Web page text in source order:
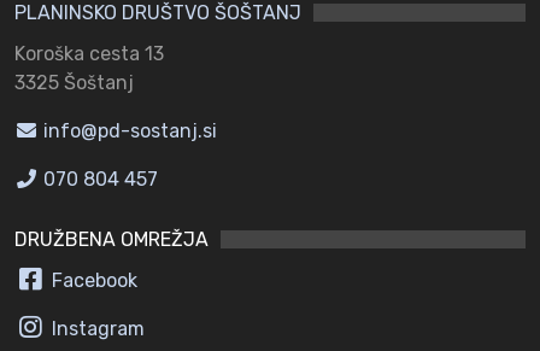
PLANINSKO DRUŠTVO ŠOŠTANJ
Koroška cesta 13
3325 Šoštanj
info@pd-sostanj.si
070 804 457
DRUŽBENA OMREŽJA
Facebook
Instagram